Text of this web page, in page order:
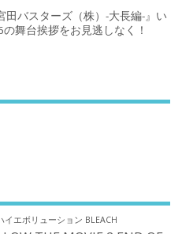
バスターズ（株）-大長編-』い
舞台挨拶をお見逃しなく！
エボリューション BLEACH